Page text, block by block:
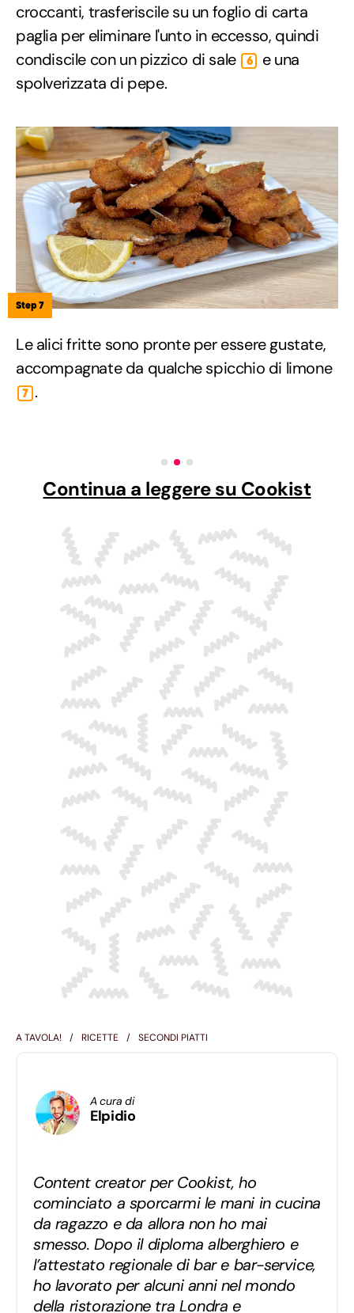
croccanti, trasferiscile su un foglio di carta
paglia per eliminare l'unto in eccesso, quindi
condiscile con un pizzico di sale
6
e una
spolverizzata di pepe.
Step 7
Le alici fritte sono pronte per essere gustate,
accompagnate da qualche spicchio di limone
7 .
Continua a leggere su Cookist
A TAVOLA! RICETTE SECONDI PIATTI
A cura di
Elpidio
Content creator per Cookist, ho
cominciato a sporcarmi le mani in cucina
da ragazzo e da allora non ho mai
smesso. Dopo il diploma alberghiero e
l’attestato regionale di bar e bar-service,
ho lavorato per alcuni anni nel mondo
della ristorazione tra Londra e